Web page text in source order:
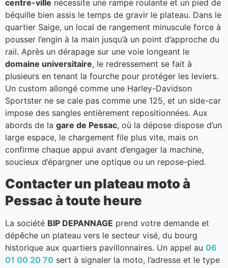
centre-ville nécessite une rampe roulante et un pied de
béquille bien assis le temps de gravir le plateau. Dans le
quartier Saige, un local de rangement minuscule force à
pousser l’engin à la main jusqu’à un point d’approche du
rail. Après un dérapage sur une voie longeant le
domaine universitaire, le redressement se fait à
plusieurs en tenant la fourche pour protéger les leviers.
Un custom allongé comme une Harley-Davidson
Sportster ne se cale pas comme une 125, et un side-car
impose des sangles entièrement repositionnées. Aux
abords de la gare de Pessac, où la dépose dispose d’un
large espace, le chargement file plus vite, mais on
confirme chaque appui avant d’engager la machine,
soucieux d’épargner une optique ou un repose-pied.
Contacter un plateau moto à
Pessac à toute heure
La société BIP DEPANNAGE prend votre demande et
dépêche un plateau vers le secteur visé, du bourg
historique aux quartiers pavillonnaires. Un appel au 06
01 00 20 70 sert à signaler la moto, l’adresse et le type